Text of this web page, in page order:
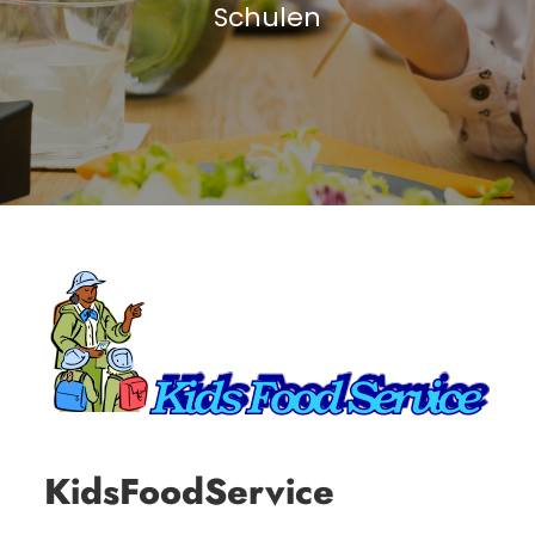
Schulen
KidsFoodService